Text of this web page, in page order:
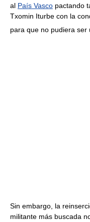
al País Vasco pactando
Txomin Iturbe con la
para que no pudiera ser
Sin embargo, la
militante más buscada